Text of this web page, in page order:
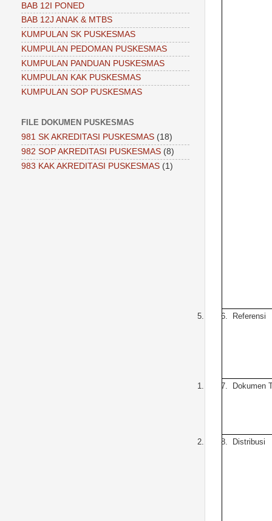
5. 6. Referensi
1. 7. Dokumen
2. 8. Distribusi
BAB 12I PONED
BAB 12J ANAK & MTBS
KUMPULAN SK PUSKESMAS
KUMPULAN PEDOMAN PUSKESMAS
KUMPULAN PANDUAN PUSKESMAS
KUMPULAN KAK PUSKESMAS
KUMPULAN SOP PUSKESMAS
FILE DOKUMEN PUSKESMAS
981 SK AKREDITASI PUSKESMAS (18)
982 SOP AKREDITASI PUSKESMAS (8)
983 KAK AKREDITASI PUSKESMAS (1)